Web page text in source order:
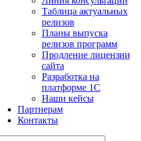
Таблица актуальных
релизов
Планы выпуска
релизов программ
Продление лицензии
сайта
Разработка на
платформе 1С
Наши кейсы
Партнерам
Контакты